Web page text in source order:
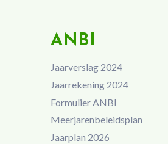
ANBI
Jaarverslag 2024
Jaarrekening 2024
Formulier ANBI
Meerjarenbeleidsplan
Jaarplan 2026